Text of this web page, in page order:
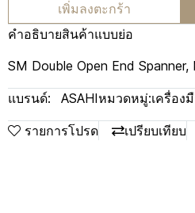
เพิ่มลงตะกร้า
คำอธิบายสินค้าแบบย่อ
SM Double Open End Spanner,
แบรนด์: ASAHIหมวดหมู่:เครื่อง
รายการโปรด เปรียบเทียบ